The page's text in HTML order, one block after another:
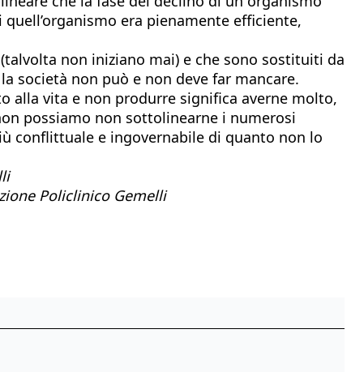
era pienamente efficiente,
non iniziano mai) e che sono sostituiti da
società non può e non deve far mancare.
alla vita e non produrre significa averne molto,
possiamo non sottolinearne i numerosi
conflittuale e ingovernabile di quanto non lo
Policlinico Gemelli